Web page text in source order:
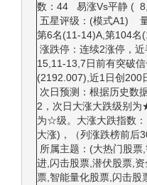
数：44 易涨Vs平静 (
五星评级：(模式A1)
第6名(11-14)A,第104名
涨跌停：连续2涨停，
15,11-13,7日前有突破
(2192.007),近1日创200
次日预测：根据历史数
2，次日大涨大跌级
为☆级。大涨大跌指数
大涨)，（列涨跌榜前后
所属主题：(大热门股
进,闪击股票,潜伏股票,
票,智能量化股票,闪击股